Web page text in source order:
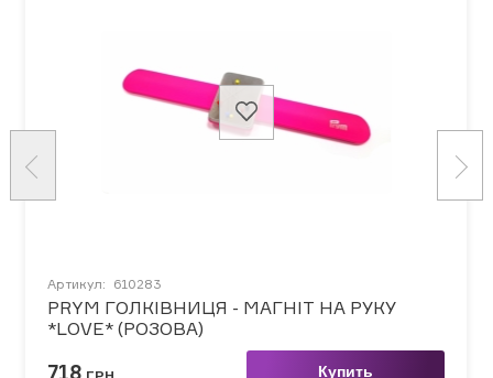
Артикул: 610283
PRYM ГОЛКІВНИЦЯ - МАГНІТ НА РУКУ
*LOVE* (РОЗОВА)
718 Купить